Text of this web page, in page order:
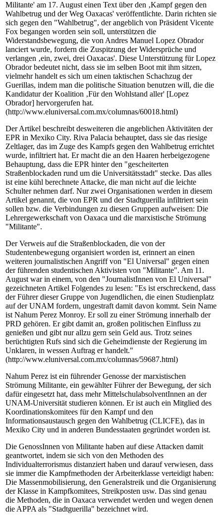
Militante' am 17. August einen Text über den ‚Kampf gegen den
Wahlbetrug und der Weg Oaxacas' veröffentlichte. Darin richten sie
sich gegen den "Wahlbetrug", der angeblich von Präsident Vicente
Fox begangen worden sein soll, unterstützen die
Widerstandsbewegung, die von Andres Manuel Lopez Obrador
lanciert wurde, fordern die Zuspitzung der Widersprüche und
verlangen ‚ein, zwei, drei Oaxacas'. Diese Unterstützung für Lopez
Obrador bedeutet nicht, dass sie im selben Boot mit ihm sitzen,
vielmehr handelt es sich um einen taktischen Schachzug der
Guerillas, indem man die politische Situation benutzen will, die die
Kandidatur der Koalition ‚Für den Wohlstand aller' [Lopez
Obrador] hervorgerufen hat.
(http://www.eluniversal.com.mx/columnas/60018.html)
Der Artikel beschreibt desweiteren die angeblichen Aktivitäten der
EPR in Mexiko City. Riva Palacia behauptet, dass sie das riesige
Zeltlager, das im Zuge des Kampfs gegen den Wahlbetrug errichtet
wurde, infiltriert hat. Er macht die an den Haaren herbeigezogene
Behauptung, dass die EPR hinter den "gescheiterten
Straßenblockaden rund um die Universitätsstadt" stecke. Das alles
ist eine kühl berechnete Attacke, die man nicht auf die leichte
Schulter nehmen darf. Nur zwei Organisationen werden in diesem
Artikel genannt, die von EPR und der Stadtguerilla infiltriert sein
sollen bzw. die Verbindungen zu diesen Gruppen aufweisen: Die
Lehrergewerkschaft von Oaxaca und die marxistische Strömung
"Militante".
Der Verweis auf die Straßenblockaden, die von der
Studentenbewegung organisiert worden ist, erinnert an einen
weiteren journalistischen Angriff von "El Universal" gegen einen
der führenden studentischen Aktivisten von "Militante". Am 11.
August war in einem, von den "JournalistInnen von El Universal"
gezeichneten Artikel Folgendes zu lesen: "Es ist erschreckend, dass
der Führer dieser Gruppe von Jugendlichen, die einen Studienplatz
auf der UNAM fordern, ungestraft damit davon kommt. Sein Name
ist Nahum Perez Monroy. Er soll zu einer Strömung innerhalb der
PRD gehören. Er gibt damit an, großen politischen Einfluss zu
genießen und gibt nur allzu gern sein Geld aus. Trotz seines
berüchtigten Rufs sind sich die Geheimdienste der Regierung im
Unklaren, in wessen Auftrag er handelt."
(http://www.eluniversal.com.mx/columnas/59687.html)
Nahum Perez ist ein führender Genosse der marxistischen
Strömung Militante, ein gewählter Führer der Bewegung, der sich
dafür eingesetzt hat, dass mehr MittelschulabsolventInnen an der
UNAM-Universität studieren können. Er ist auch ein Mitglied des
Koordinationskomitees für den Kampf und den
Informationsaustausch gegen den Wahlbetrug (CLICFE), das in
Mexiko City und in anderen Bundesstaaten gegründet worden ist.
Die GenossInnen von Militante haben auf diese Attacken damit
geantwortet, indem sie sich von den Methoden des
Individualterrorismus distanziert haben und darauf verwiesen, dass
sie immer die Kampfmethoden der Arbeiterklasse verteidigt haben:
Die Massenmobilisierung, den Generalstreik und die Organisierung
der Klasse in Kampfkomitees, Streikposten usw. Das sind genau
die Methoden, die in Oaxaca verwendet werden und wegen denen
die APPA als "Stadtguerilla" bezeichnet wird.